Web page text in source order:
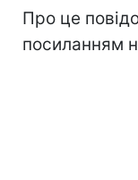
Про це
посиланням